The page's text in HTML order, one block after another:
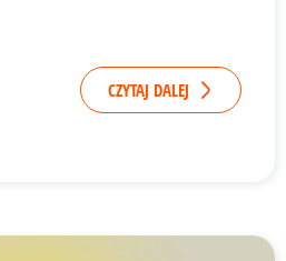
CZYTAJ DALEJ
ze zdjęciem w tle